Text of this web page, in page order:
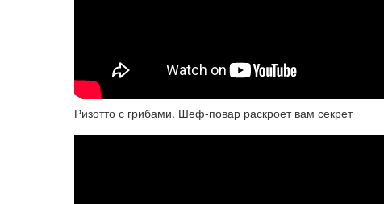
Ризотто с грибами. Шеф-повар раскроет вам секрет